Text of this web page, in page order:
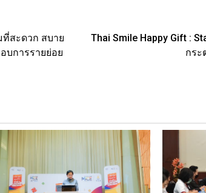
ที่สะดวก สบาย
บการรายย่อย
Thai Smile Happy Gift :
กระ